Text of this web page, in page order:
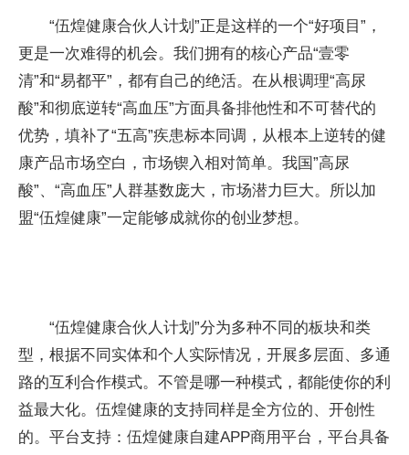
“伍煌健康合伙人计划”正是这样的一个“好项目”，
更是一次难得的机会。我们拥有的核心产品“壹零
清”和“易都平”，都有自己的绝活。在从根调理“高尿
酸”和彻底逆转“高血压”方面具备排他性和不可替代的
优势，填补了“五高”疾患标本同调，从根本上逆转的健
康产品市场空白，市场锲入相对简单。我国”高尿
酸”、“高血压”人群基数庞大，市场潜力巨大。所以加
盟“伍煌健康”一定能够成就你的创业梦想。
“伍煌健康合伙人计划”分为多种不同的板块和类
型，根据不同实体和个人实际情况，开展多层面、多通
路的互利合作模式。不管是哪一种模式，都能使你的利
益最大化。伍煌健康的支持同样是全方位的、开创性
的。平台支持：伍煌健康自建APP商用平台，平台具备